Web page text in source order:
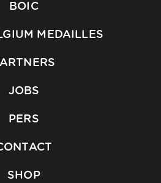
BOIC
MEDAILLES
JOBS
PERS
SHOP